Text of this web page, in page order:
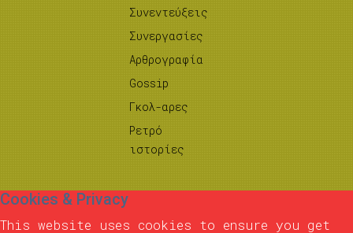
Συνεντεύξεις
Συνεργασίες
Αρθρογραφία
Gossip
Γκολ-αρες
Ρετρό
ιστορίες
Cookies & Privacy
This website uses cookies to ensure you get